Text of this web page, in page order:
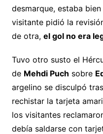
desmarque, estaba
visitante pidió la
de otra, el gol no era
Tuvo otro susto el
de Mehdi Puch sobre
argelino se disculpó
rechistar la tarjeta
los visitantes
debía saldarse con